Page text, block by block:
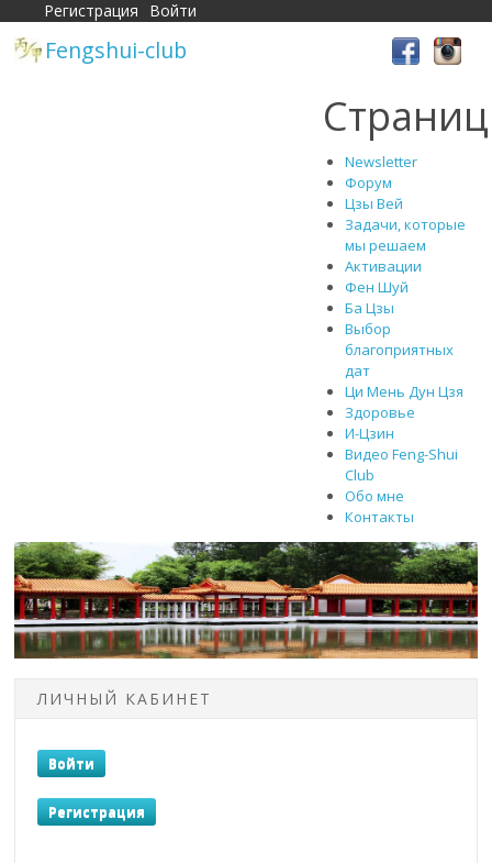
Fengshui-club
Newsletter
Форум
Цзы Вей
Задачи, которые
мы решаем
Активации
Фен Шуй
Ба Цзы
Выбор
благоприятных
дат
Ци Мень Дун Цзя
Здоровье
И-Цзин
Видео Feng-Shui
Club
Обо мне
Контакты
ЛИЧНЫЙ КАБИНЕТ
Регистрация Войти